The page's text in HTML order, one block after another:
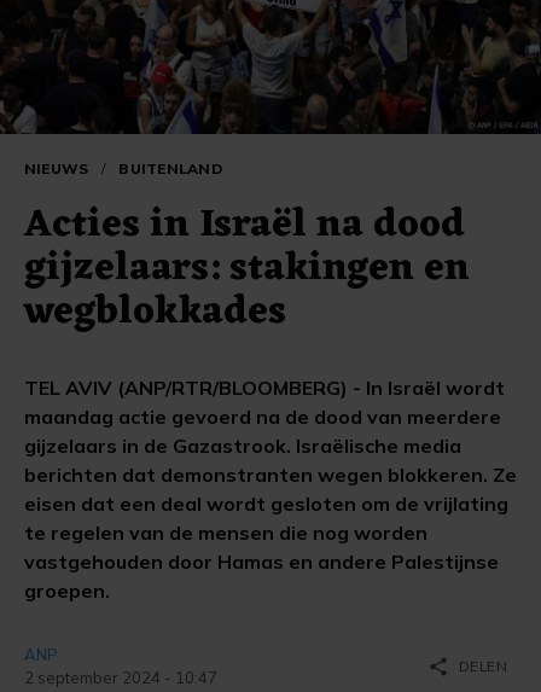
NIEUWS / BUITENLAND
Acties in Israël na dood
gijzelaars: stakingen en
wegblokkades
TEL AVIV (ANP/RTR/BLOOMBERG) - In Israël wordt
maandag actie gevoerd na de dood van meerdere
gijzelaars in de Gazastrook. Israëlische media
berichten dat demonstranten wegen blokkeren. Ze
eisen dat een deal wordt gesloten om de vrijlating
te regelen van de mensen die nog worden
vastgehouden door Hamas en andere Palestijnse
groepen.
ANP
2 september 2024 - 10:47
share DELEN